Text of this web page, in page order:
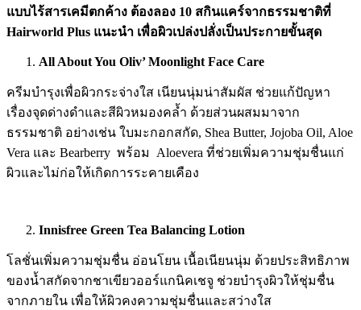
แบบไร้สารเคมีตกค้าง ต้องลอง 10 สกินแคร์จากธรรมชาติที่
Hairworld Plus แนะนำ เพื่อผิวเปล่งปลั่งเป็นประกายขั้นสุด
All About You Oliv’ Moonlight Face Care
ครีมบำรุงเพื่อผิวกระจ่างใส เนียนนุ่มน่าสัมผัส ช่วยแก้ปัญหา
เรื่องจุดด่างดำและสีผิวหมองคล้ำ ด้วยส่วนผสมมาจาก
ธรรมชาติ อย่างเช่น ใบมะกอกสกัด, Shea Butter, Jojoba Oil, Aloe
Vera และ Bearberry พร้อม Aloevera ที่ช่วยเพิ่มความชุ่มชื่นแก่
ผิวและไม่ก่อให้เกิดการระคายเคือง
Innisfree Green Tea Balancing Lotion
โลชั่นเพิ่มความชุ่มชื่น อ่อนโยน เนื้อเนียนนุ่ม ด้วยประสิทธิภาพ
ของน้ำสกัดจากชาเขียวออร์แกนิคเชจู ช่วยบำรุงผิวให้ชุ่มชื่น
จากภายใน เพื่อให้ผิวคงความชุ่มชื่นและสว่างใส